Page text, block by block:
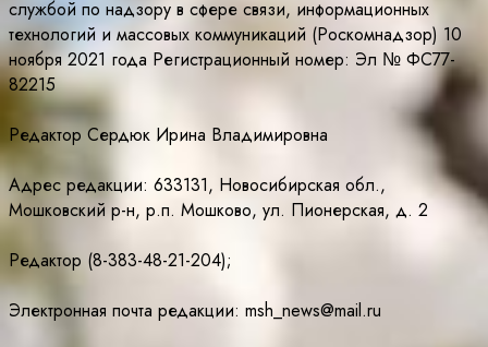
службой по надзору в сфере связи, информационных
технологий и массовых коммуникаций (Роскомнадзор) 10
ноября 2021 года Регистрационный номер: Эл № ФС77-
82215
Редактор Сердюк Ирина Владимировна
Адрес редакции: 633131, Новосибирская обл.,
Мошковский р-н, р.п. Мошково, ул. Пионерская, д. 2
Редактор (8-383-48-21-204);
Электронная почта редакции: msh_news@mail.ru